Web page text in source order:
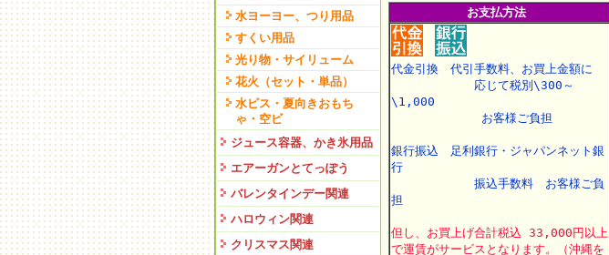
水ヨーヨー、つり用品
すくい用品
光り物・サイリューム
花火（セット・単品）
水ピス・夏向きおもち
ゃ・空ビ
ジュース容器、かき氷用品
エアーガンとてっぽう
バレンタインデー関連
ハロウィン関連
クリスマス関連
お支払方法
代金引換 代引手数料、お買上金額に
応じて税別\300～
\1,000
お客様ご負担
銀行振込 足利銀行・ジャパンネット銀
行
振込手数料 お客様ご負
担
但し、お買上げ合計税込 33,000円以上
で運賃がサービスとなります。（沖縄を